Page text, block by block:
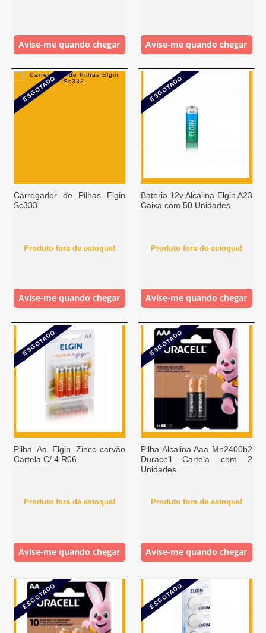
Avise-me quando chegar Avise-me quando chegar
ESGOTADO
Carregador de Pilhas Elgin
Sc333
Produto fora de estoque!
Avise-me quando chegar
ESGOTADO
Bateria 12v Alcalina Elgin A23
Caixa com 50 Unidades
Produto fora de estoque!
Avise-me quando chegar
ESGOTADO
Pilha Aa Elgin Zinco-carvão
Cartela C/ 4 R06
Produto fora de estoque!
Avise-me quando chegar
ESGOTADO
Pilha Alcalina Aaa Mn2400b2
Duracell Cartela com 2
Unidades
Produto fora de estoque!
Avise-me quando chegar
ESGOTADO ESGOTADO